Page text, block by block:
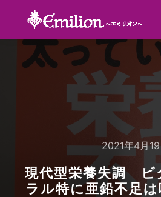
2021年4月
現代型栄養失調 ビ
ラル特に亜鉛不足